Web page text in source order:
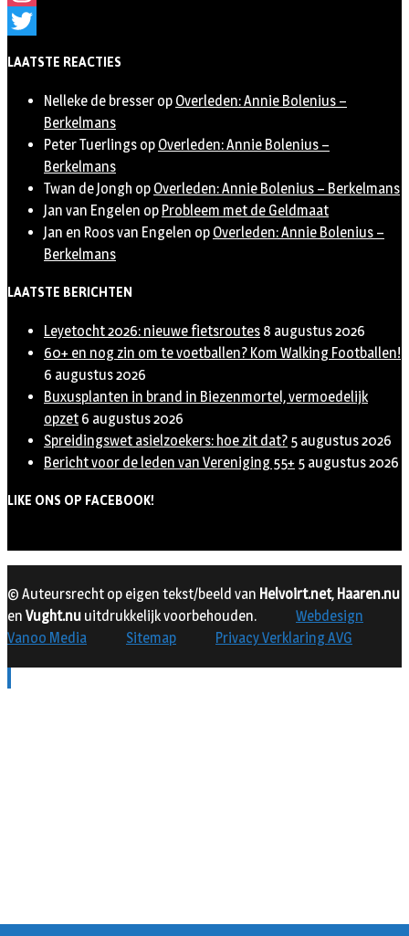
Instagram
LAATSTE REACTIES
Nelleke de bresser op Overleden: Annie Bolenius –
Berkelmans
Peter Tuerlings op Overleden: Annie Bolenius –
Berkelmans
Twan de Jongh op Overleden: Annie Bolenius – Berkelmans
Jan van Engelen op Probleem met de Geldmaat
Jan en Roos van Engelen op Overleden: Annie Bolenius –
Berkelmans
LAATSTE BERICHTEN
Leyetocht 2026: nieuwe fietsroutes 8 augustus 2026
60+ en nog zin om te voetballen? Kom Walking Footballen!
6 augustus 2026
Buxusplanten in brand in Biezenmortel, vermoedelijk
opzet 6 augustus 2026
Spreidingswet asielzoekers: hoe zit dat? 5 augustus 2026
Bericht voor de leden van Vereniging 55+ 5 augustus 2026
LIKE ONS OP FACEBOOK!
© Auteursrecht op eigen tekst/beeld van Helvoirt.net, Haaren.nu
en Vught.nu uitdrukkelijk voorbehouden.
Webdesign
Vanoo Media
Sitemap Privacy Verklaring AVG